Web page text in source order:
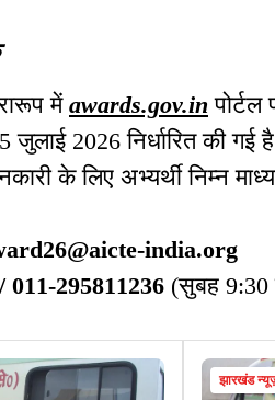
में awards.gov.in
2026 निर्धारित की गई
के लिए अभ्यर्थी निम्न
india.org
011-295811236 (सुबह
झारखंड